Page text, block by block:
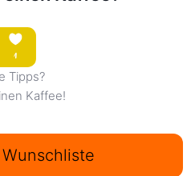
Tipps?
Kaffee!